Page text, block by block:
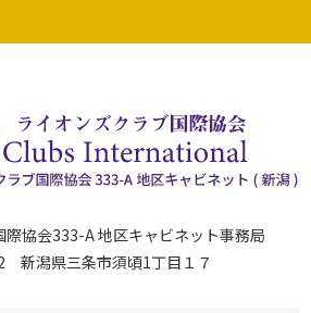
際協会333-A 地区キャビネット事務局
新潟県三条市須頃1丁目１７